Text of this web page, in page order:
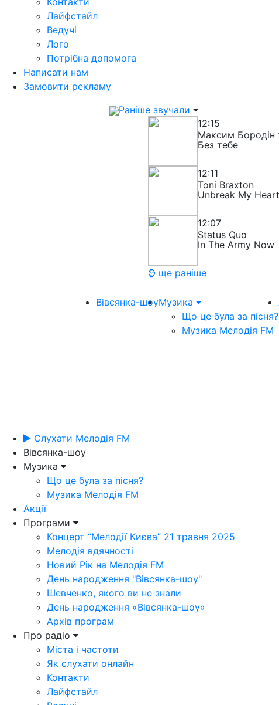
Лайфстайл
Ведучі
Лого
Потрібна допомога
Написати нам
Замовити рекламу
Раніше звучали
12:15
Максим Бородін
Без тебе
12:11
Toni Braxton
Unbreak My Heart
12:07
Status Quo
In The Army Now
⌚ ще раніше
Вівсянка-шоуМузика
Що це була за пісня?
Музика Мелодія FM
Слухати Мелодія FM
Вівсянка-шоу
Музика
Що це була за пісня?
Музика Мелодія FM
Акції
Програми
Концерт “Мелодії Києва” 21 травня 2025
Мелодія вдячності
Новий Рік на Мелодія FM
День народження "Вівсянка-шоу"
Шевченко, якого ви не знали
День народження «Вівсянка-шоу»
Архів програм
Про радіо
Міста і частоти
Як слухати онлайн
Контакти
Лайфстайл